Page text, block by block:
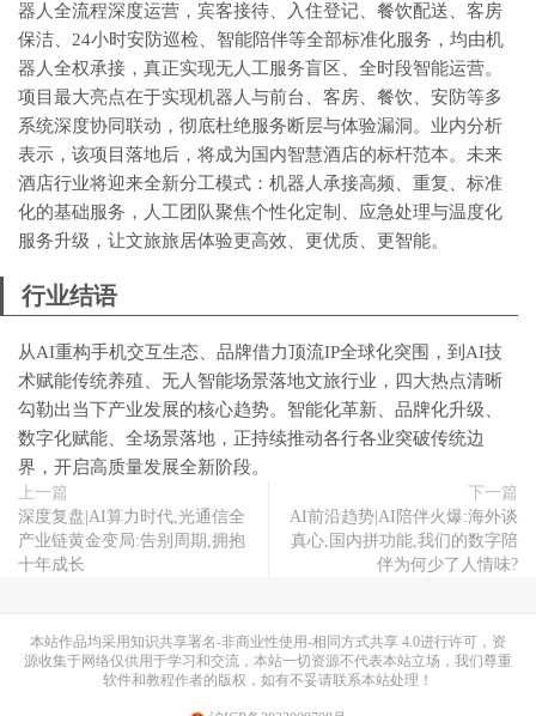
器人全流程深度运营，宾客接待、入住登记、餐饮配送、客房
保洁、24小时安防巡检、智能陪伴等全部标准化服务，均由机
器人全权承接，真正实现无人工服务盲区、全时段智能运营。
项目最大亮点在于实现机器人与前台、客房、餐饮、安防等多
系统深度协同联动，彻底杜绝服务断层与体验漏洞。业内分析
表示，该项目落地后，将成为国内智慧酒店的标杆范本。未来
酒店行业将迎来全新分工模式：机器人承接高频、重复、标准
化的基础服务，人工团队聚焦个性化定制、应急处理与温度化
服务升级，让文旅旅居体验更高效、更优质、更智能。
行业结语
从AI重构手机交互生态、品牌借力顶流IP全球化突围，到AI技
术赋能传统养殖、无人智能场景落地文旅行业，四大热点清晰
勾勒出当下产业发展的核心趋势。智能化革新、品牌化升级、
数字化赋能、全场景落地，正持续推动各行各业突破传统边
界，开启高质量发展全新阶段。
上一篇
深度复盘|AI算力时代,光通信全
产业链黄金变局:告别周期,拥抱
十年成长
下一篇
AI前沿趋势|AI陪伴火爆:海外谈
真心,国内拼功能,我们的数字陪
伴为何少了人情味?
本站作品均采用知识共享署名-非商业性使用-相同方式共享 4.0进行许可，资
源收集于网络仅供用于学习和交流，本站一切资源不代表本站立场，我们尊重
软件和教程作者的版权，如有不妥请联系本站处理！